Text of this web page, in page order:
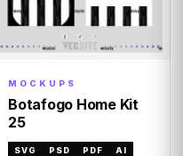
MOCKUPS
Botafogo Home Kit
25
SVG PSD PDF AI